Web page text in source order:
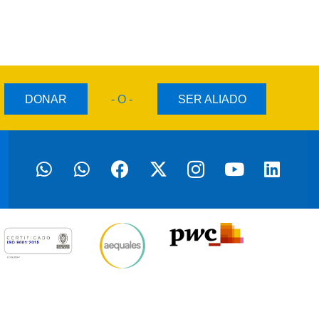
DONAR - O - SER ALIADO